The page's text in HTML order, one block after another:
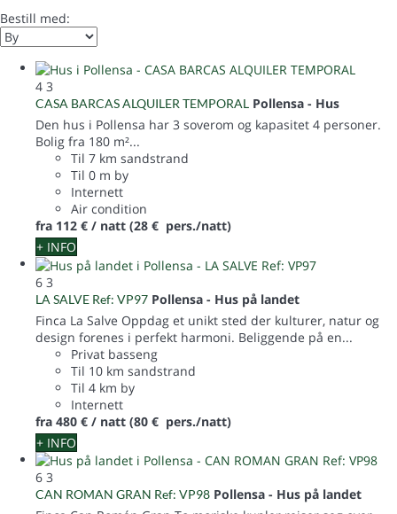
Bestill med:
4 3
CASA BARCAS ALQUILER TEMPORAL Pollensa - Hus
Den hus i Pollensa har 3 soverom og kapasitet 4 personer.
Bolig fra 180 m²...
Til 7 km sandstrand
Til 0 m by
Internett
Air condition
fra 112 € / natt (28 € pers./natt)
+ INFO
6 3
LA SALVE Ref: VP97 Pollensa - Hus på landet
Finca La Salve Oppdag et unikt sted der kulturer, natur og
design forenes i perfekt harmoni. Beliggende på en...
Privat basseng
Til 10 km sandstrand
Til 4 km by
Internett
fra 480 € / natt (80 € pers./natt)
+ INFO
6 3
CAN ROMAN GRAN Ref: VP98 Pollensa - Hus på landet